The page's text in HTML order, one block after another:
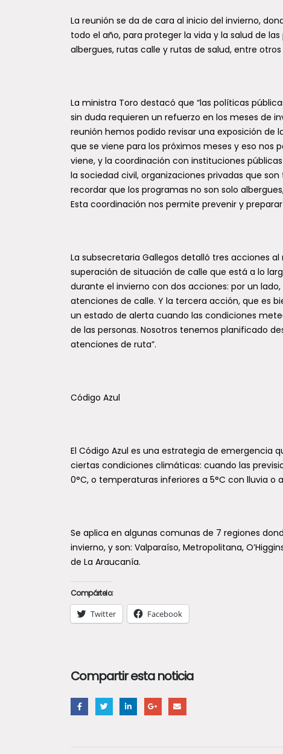
La reunión se da de cara al inicio del invierno,
todo el año, para proteger la vida y la salud de
albergues, rutas calle y rutas de salud, entre otros
La ministra Toro destacó que “las políticas
sin duda requieren un refuerzo en los meses de
reunión hemos podido revisar una exposición
que se viene para los próximos meses y eso
viene, y la coordinación con instituciones
la sociedad civil, organizaciones privadas que
recordar que los programas no son solo
Esta coordinación nos permite prevenir y
La subsecretaria Gallegos detalló tres acciones
superación de situación de calle que está a lo
durante el invierno con dos acciones: por un
atenciones de calle. Y la tercera acción, que es
un estado de alerta cuando las condiciones
de las personas. Nosotros tenemos planificado
atenciones de ruta”.
Código Azul
El Código Azul es una estrategia de emergencia
ciertas condiciones climáticas: cuando las
0°C, o temperaturas inferiores a 5°C con lluvia o
Se aplica en algunas comunas de 7 regiones
invierno, y son: Valparaíso, Metropolitana,
de La Araucanía.
Compártelo:
Twitter Facebook
Compartir esta noticia